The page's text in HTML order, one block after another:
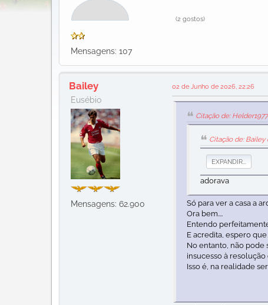
Mensagens: 107
(2 gostos)
Bailey
Eusébio
Mensagens: 62.900
02 de Junho de 2026, 22:26
Citação de:
Citação de:
EXPANDIR...
adorava
Só para ver a casa a
Ora bem....
Entendo
E acredita, espero
No entanto, não pode
insucesso à
Isso é, na realidade